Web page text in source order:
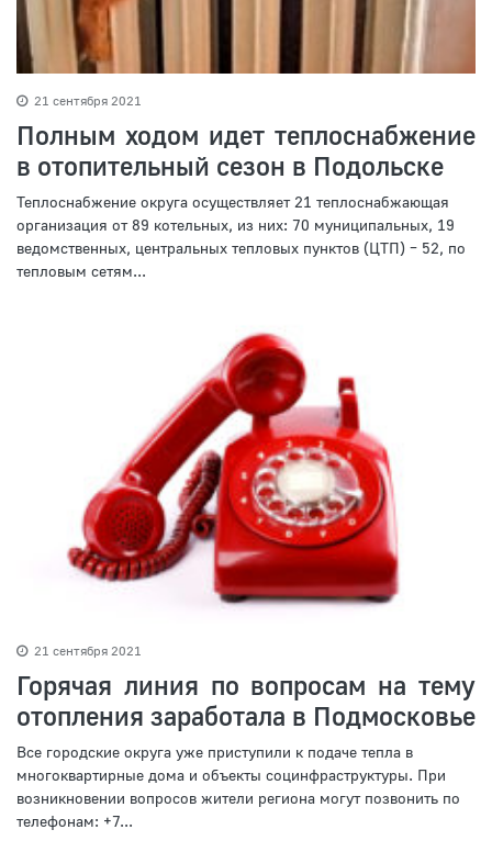
21 сентября 2021
Полным ходом идет теплоснабжение
в отопительный сезон в Подольске
Теплоснабжение округа осуществляет 21 теплоснабжающая
организация от 89 котельных, из них: 70 муниципальных, 19
ведомственных, центральных тепловых пунктов (ЦТП) – 52, по
тепловым сетям...
21 сентября 2021
Горячая линия по вопросам на тему
отопления заработала в Подмосковье
Все городские округа уже приступили к подаче тепла в
многоквартирные дома и объекты социнфраструктуры. При
возникновении вопросов жители региона могут позвонить по
телефонам: +7...